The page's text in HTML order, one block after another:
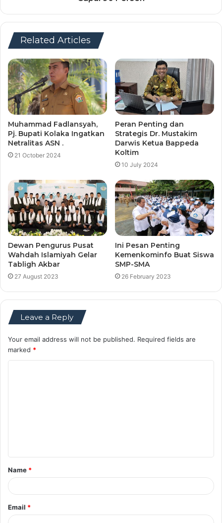
Related Articles
Muhammad Fadlansyah,
Pj. Bupati Kolaka Ingatkan
Netralitas ASN .
21 October 2024
Peran Penting dan
Strategis Dr. Mustakim
Darwis Ketua Bappeda
Koltim
10 July 2024
Dewan Pengurus Pusat
Wahdah Islamiyah Gelar
Tabligh Akbar
27 August 2023
Ini Pesan Penting
Kemenkominfo Buat Siswa
SMP-SMA
26 February 2023
Leave a Reply
Your email address will not be published. Required fields are
marked *
t
*
Name *
Email *